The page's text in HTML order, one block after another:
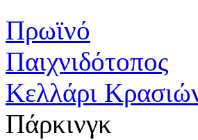
Πρωϊνό
Παιχνιδότοπος
Κελλάρι
Πάρκινγκ